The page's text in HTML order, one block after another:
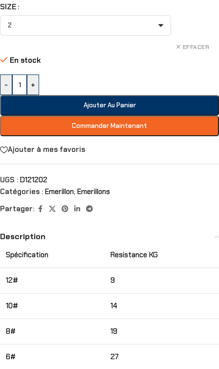
SIZE
EFFACER
En stock
- +
Ajouter Au Panier
Commander Maintenant
Ajouter à mes favoris
UGS : D121202
Catégories : Emerillon, Emerillons
Partager:
Description
Spécification Resistance KG
12# 9
10# 14
8# 19
6# 27